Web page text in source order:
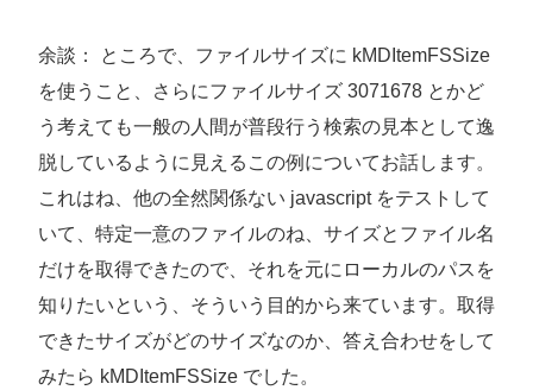
余談： ところで、ファイルサイズに kMDItemFSSize
を使うこと、さらにファイルサイズ 3071678 とかど
う考えても一般の人間が普段行う検索の見本として逸
脱しているように見えるこの例についてお話します。
これはね、他の全然関係ない javascript をテストして
いて、特定一意のファイルのね、サイズとファイル名
だけを取得できたので、それを元にローカルのパスを
知りたいという、そういう目的から来ています。取得
できたサイズがどのサイズなのか、答え合わせをして
みたら kMDItemFSSize でした。